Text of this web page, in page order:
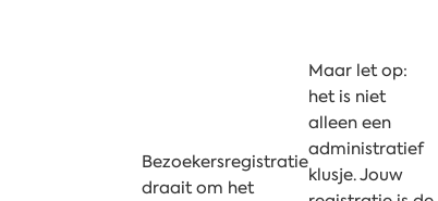
Bezoekersregistratie
draait om het
Maar let op:
het is niet
alleen een
administratief
klusje. Jouw